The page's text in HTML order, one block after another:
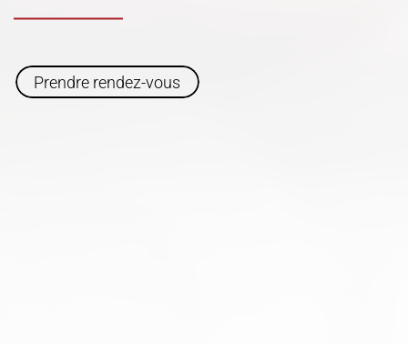
Prendre rendez-vous